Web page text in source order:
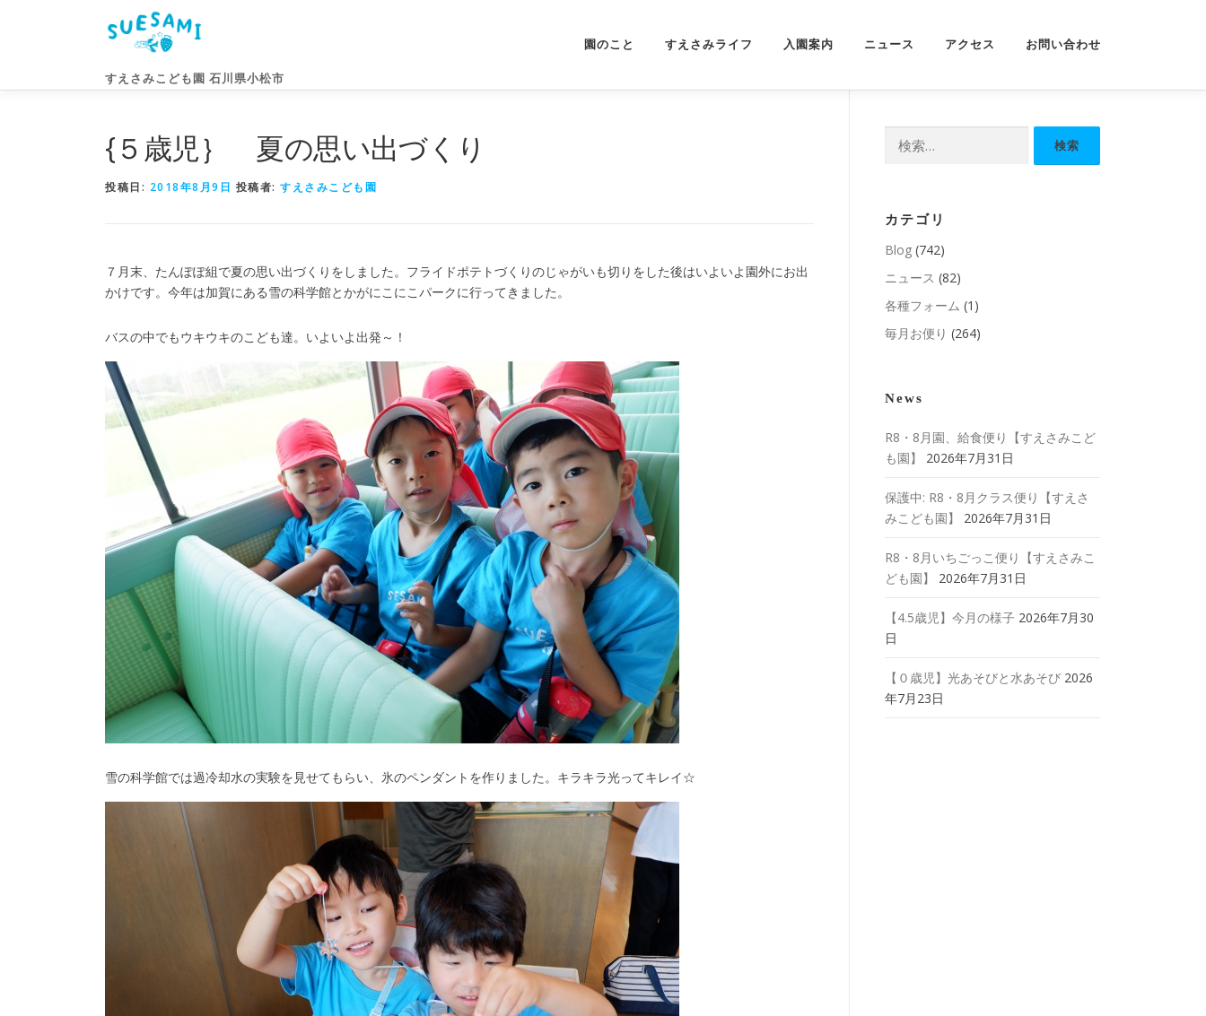
ツ
すえさみこども園 石川県小松市
園のこと すえさみライフ 入園案内 ニュース アクセス お問い合わせ
{５歳児｝ 夏の思い出づくり
投稿日: 2018年8月9日 投稿者: すえさみこども園
７月末、たんぽぽ組で夏の思い出づくりをしました。フライドポテトづくりのじゃがいも切りをした後はいよいよ園外にお出
かけです。今年は加賀にある雪の科学館とかがにこにこパークに行ってきました。
バスの中でもウキウキのこども達。いよいよ出発～！
雪の科学館では過冷却水の実験を見せてもらい、氷のペンダントを作りました。キラキラ光ってキレイ☆
カテゴリ
Blog (742)
ニュース (82)
各種フォーム (1)
毎月お便り (264)
News
R8・8月園、給食便り【すえさみこど
も園】
2026年7月31日
保護中: R8・8月クラス便り【すえさ
みこども園】
2026年7月31日
R8・8月いちごっこ便り【すえさみこ
ども園】
2026年7月31日
【4.5歳児】今月の様子 2026年7月30
日
【０歳児】光あそびと水あそび 2026
年7月23日